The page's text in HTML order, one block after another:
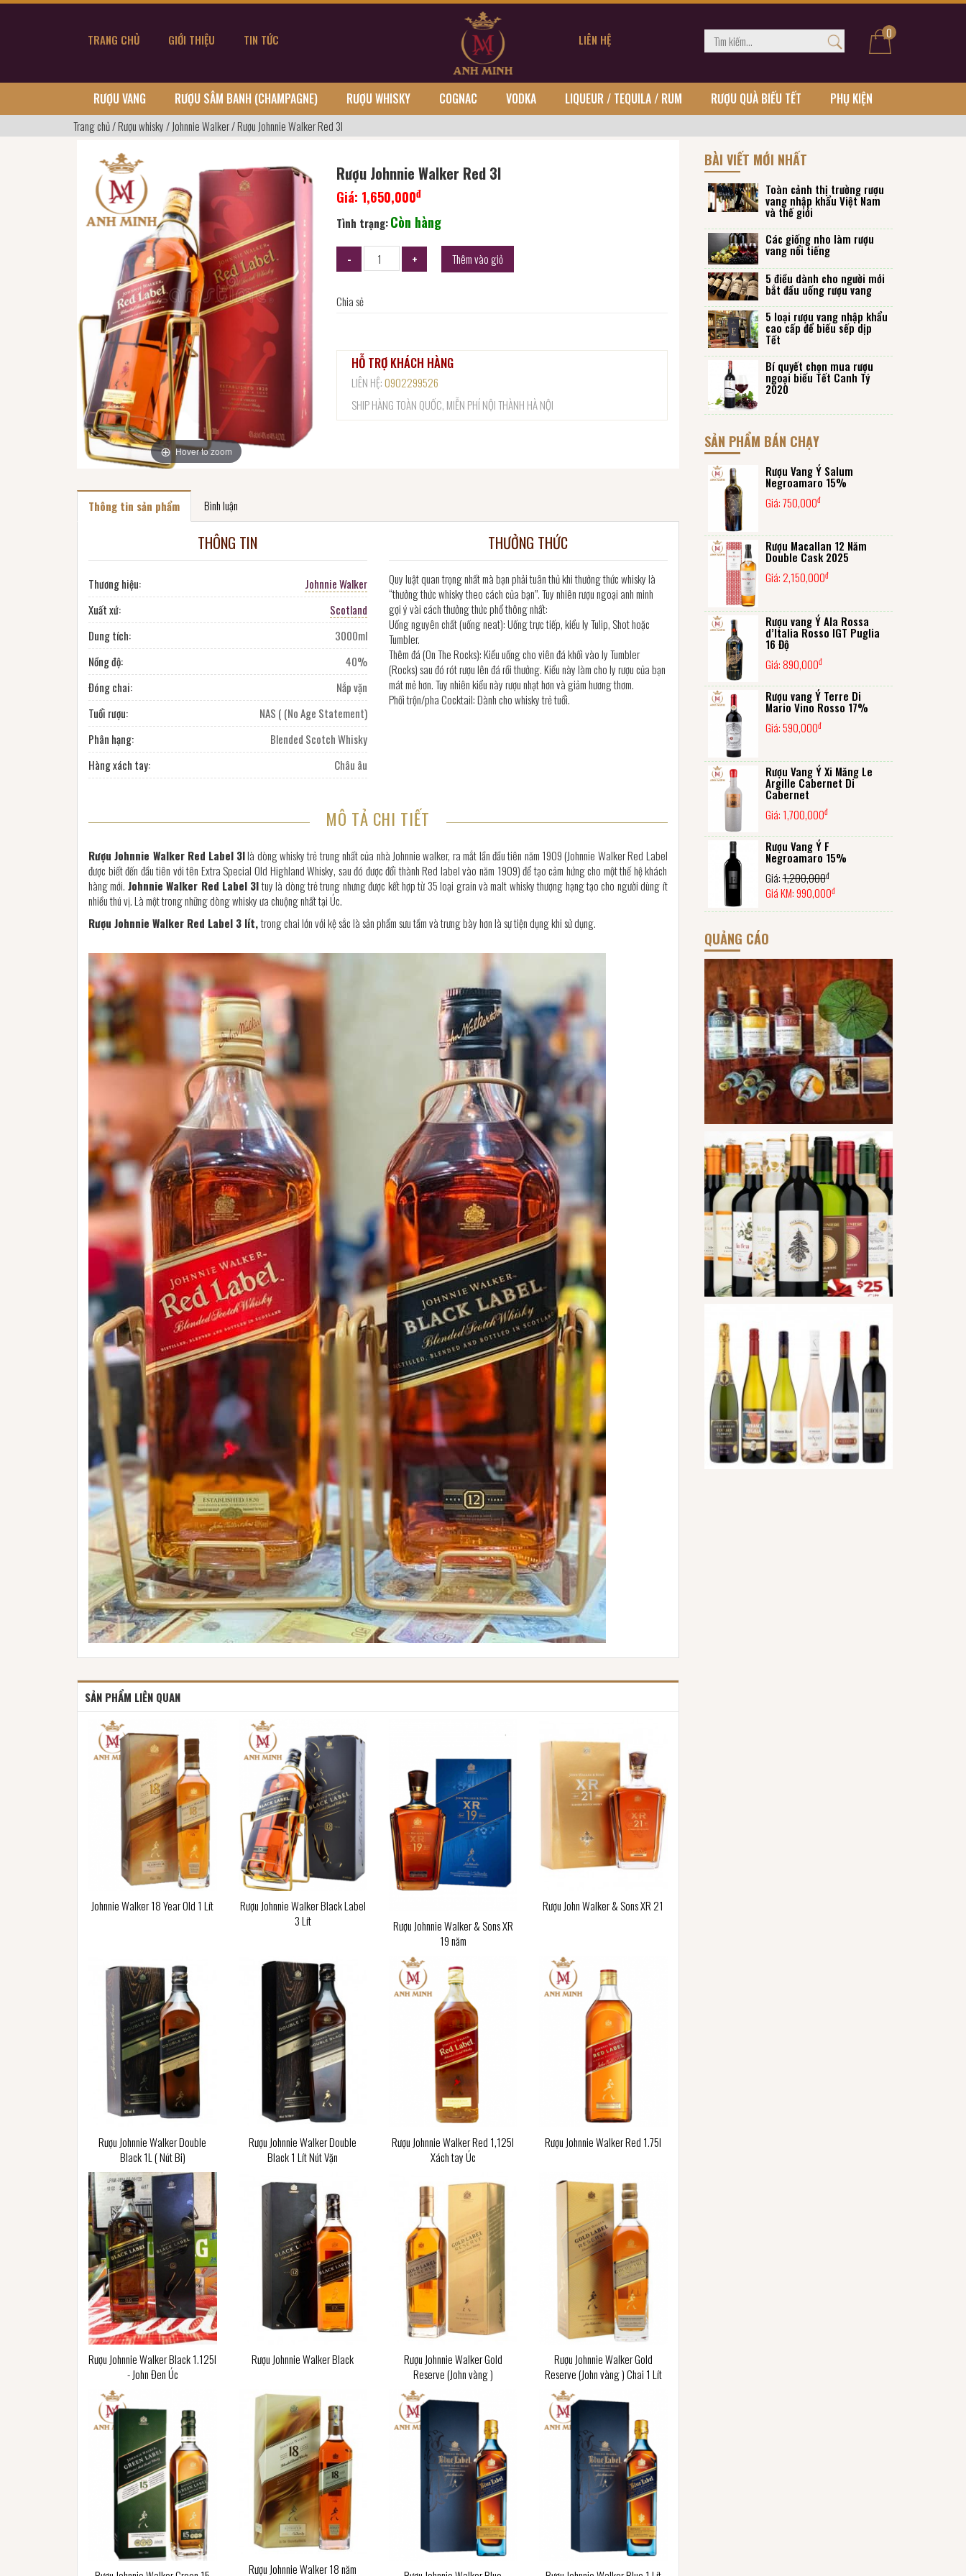
TRANG CHỦ GIỚI THIỆU TIN TỨC LIÊN HỆ 0
RƯỢU VANG RƯỢU SÂM BANH (CHAMPAGNE) RƯỢU WHISKY COGNAC VODKA LIQUEUR / TEQUILA / RUM RƯỢU QUÀ BIẾU TẾT PHỤ KIỆN
Trang chủ/Rượu whisky/Johnnie Walker/Rượu Johnnie Walker Red 3l
Hover to zoom
Rượu Johnnie Walker Red 3l
Giá: 1,650,000đ
Tình trạng:Còn hàng
Thêm vào giỏ
Chia sẻ
HỖ TRỢ KHÁCH HÀNG
LIÊN HỆ:0902299526
SHIP HÀNG TOÀN QUỐC, MIỄN PHÍ NỘI THÀNH HÀ NỘI
Thông tin sản phẩm Bình luận
THÔNG TIN
Thương hiệu:
Johnnie Walker
Xuất xứ:
Scotland
Dung tích:
3000ml
Nồng độ:
40%
Đóng chai:
Nắp vặn
Tuổi rượu:
NAS ( (No Age Statement)
Phân hạng:
Blended Scotch Whisky
Hàng xách tay:
Châu âu
THƯỞNG THỨC
Quy luật quan trọng nhất mà bạn phải tuân thủ khi thưởng thức whisky là
“thưởng thức whisky theo cách của bạn”. Tuy nhiên rượu ngoại anh minh
gợi ý vài cách thưởng thức phổ thông nhất:
Uống nguyên chất (uống neat): Uống trực tiếp, kiểu ly Tulip, Shot hoặc
Tumbler.
Thêm đá (On The Rocks): Kiểu uống cho viên đá khối vào ly Tumbler
(Rocks) sau đó rót rượu lên đá rồi thưởng. Kiểu này làm cho ly rượu của bạn
mát mẻ hơn. Tuy nhiên kiểu này rượu nhạt hơn và giảm hương thơm.
Phối trộn/pha Cocktail: Dành cho whisky trẻ tuổi.
MÔ TẢ CHI TIẾT
Rượu Johnnie Walker Red Label 3llà dòng whisky trẻ trung nhất của nhà Johnnie walker, ra mắt lần đầu tiên năm 1909 (Johnnie Walker Red Label
được biết đến đầu tiên với tên Extra Special Old Highland Whisky, sau đó được đổi thành Red label vào năm 1909) để tạo cảm hứng cho một thế hệ khách
hàng mới. Johnnie Walker Red Label 3ltuy là dòng trẻ trung nhưng được kết hợp từ 35 loại grain và malt whisky thượng hạng tạo cho người dùng ít
nhiều thú vị. Là một trong những dòng whisky ưa chuộng nhất tại Úc.
Rượu Johnnie Walker Red Label 3 lít,trong chai lớn với kệ sắc là sản phẩm sưu tầm và trưng bày hơn là sự tiện dụng khi sử dụng.
SẢN PHẨM LIÊN QUAN
Johnnie Walker 18 Year Old 1 Lít
Rượu Johnnie Walker Black Label
3 Lít
Rượu Johnnie Walker & Sons XR
19 năm
Rượu John Walker & Sons XR 21
Rượu Johnnie Walker Double
Black 1L ( Nút Bi)
Rượu Johnnie Walker Double
Black 1 Lít Nút Vặn
Rượu Johnnie Walker Red 1,125l
Xách tay Úc
Rượu Johnnie Walker Red 1.75l
Rượu Johnnie Walker Black 1.125l
- John Đen Úc
Rượu Johnnie Walker Black
Rượu Johnnie Walker Gold
Reserve (John vàng )
Rượu Johnnie Walker Gold
Reserve (John vàng ) Chai 1 Lít
Rượu Johnnie Walker 18 năm
BÀI VIẾT MỚI NHẤT
Toàn cảnh thị trường rượu
vang nhập khẩu Việt Nam
và thế giới
Các giống nho làm rượu
vang nổi tiếng
5 điều dành cho người mới
bắt đầu uống rượu vang
5 loại rượu vang nhập khẩu
cao cấp để biếu sếp dịp
Tết
Bí quyết chọn mua rượu
ngoại biếu Tết Canh Tý
2020
SẢN PHẨM BÁN CHẠY
Rượu Vang Ý Salum
Negroamaro 15%
Giá:750,000đ
Rượu Macallan 12 Năm
Double Cask 2025
Giá: 2,150,000đ
Rượu vang Ý Ala Rossa
d’Italia Rosso IGT Puglia
16 Độ
Giá:890,000đ
Rượu vang Ý Terre Di
Mario Vino Rosso 17%
Giá:590,000đ
Rượu Vang Ý Xi Măng Le
Argille Cabernet Di
Cabernet
Giá: 1,700,000đ
Rượu Vang Ý F
Negroamaro 15%
Giá:1,200,000đ
Giá KM:990,000đ
QUẢNG CÁO